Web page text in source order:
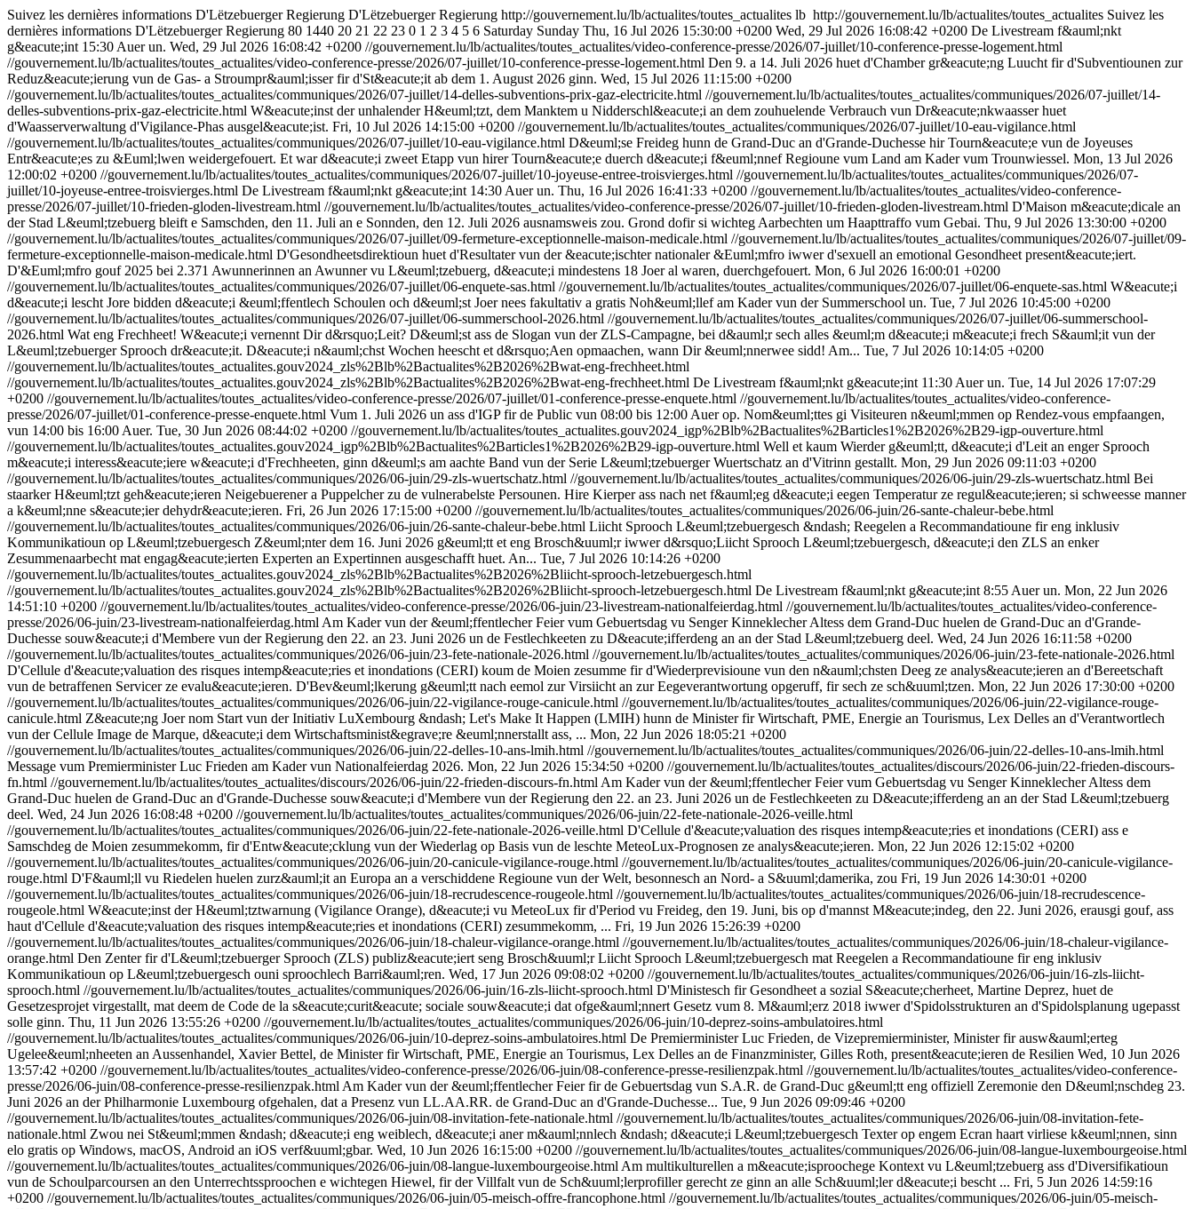
Suivez les dernières informations D'Lëtzebuerger Regierung D'Lëtzebuerger Regierung http://gouvernement.lu/lb/actualites/toutes_actualites lb http://gouvernement.lu/lb/actualites/toutes_actualites Suivez les
dernières informations D'Lëtzebuerger Regierung 80 1440 20 21 22 23 0 1 2 3 4 5 6 Saturday Sunday Thu, 16 Jul 2026 15:30:00 +0200 Wed, 29 Jul 2026 16:08:42 +0200 De Livestream f&auml;nkt
g&eacute;int 15:30 Auer un. Wed, 29 Jul 2026 16:08:42 +0200 //gouvernement.lu/lb/actualites/toutes_actualites/video-conference-presse/2026/07-juillet/10-conference-presse-logement.html
//gouvernement.lu/lb/actualites/toutes_actualites/video-conference-presse/2026/07-juillet/10-conference-presse-logement.html Den 9. a 14. Juli 2026 huet d'Chamber gr&eacute;ng Luucht fir d'Subventiounen zur
Reduz&eacute;ierung vun de Gas- a Stroumpr&auml;isser fir d'St&eacute;it ab dem 1. August 2026 ginn. Wed, 15 Jul 2026 11:15:00 +0200
//gouvernement.lu/lb/actualites/toutes_actualites/communiques/2026/07-juillet/14-delles-subventions-prix-gaz-electricite.html //gouvernement.lu/lb/actualites/toutes_actualites/communiques/2026/07-juillet/14-
delles-subventions-prix-gaz-electricite.html W&eacute;inst der unhalender H&euml;tzt, dem Manktem u Nidderschl&eacute;i an dem zouhuelende Verbrauch vun Dr&eacute;nkwaasser huet
d'Waasserverwaltung d'Vigilance-Phas ausgel&eacute;ist. Fri, 10 Jul 2026 14:15:00 +0200 //gouvernement.lu/lb/actualites/toutes_actualites/communiques/2026/07-juillet/10-eau-vigilance.html
//gouvernement.lu/lb/actualites/toutes_actualites/communiques/2026/07-juillet/10-eau-vigilance.html D&euml;se Freideg hunn de Grand-Duc an d'Grande-Duchesse hir Tourn&eacute;e vun de Joyeuses
Entr&eacute;es zu &Euml;lwen weidergefouert. Et war d&eacute;i zweet Etapp vun hirer Tourn&eacute;e duerch d&eacute;i f&euml;nnef Regioune vum Land am Kader vum Trounwiessel. Mon, 13 Jul 2026
12:00:02 +0200 //gouvernement.lu/lb/actualites/toutes_actualites/communiques/2026/07-juillet/10-joyeuse-entree-troisvierges.html //gouvernement.lu/lb/actualites/toutes_actualites/communiques/2026/07-
juillet/10-joyeuse-entree-troisvierges.html De Livestream f&auml;nkt g&eacute;int 14:30 Auer un. Thu, 16 Jul 2026 16:41:33 +0200 //gouvernement.lu/lb/actualites/toutes_actualites/video-conference-
presse/2026/07-juillet/10-frieden-gloden-livestream.html //gouvernement.lu/lb/actualites/toutes_actualites/video-conference-presse/2026/07-juillet/10-frieden-gloden-livestream.html D'Maison m&eacute;dicale an
der Stad L&euml;tzebuerg bleift e Samschden, den 11. Juli an e Sonnden, den 12. Juli 2026 ausnamsweis zou. Grond dofir si wichteg Aarbechten um Haapttraffo vum Gebai. Thu, 9 Jul 2026 13:30:00 +0200
//gouvernement.lu/lb/actualites/toutes_actualites/communiques/2026/07-juillet/09-fermeture-exceptionnelle-maison-medicale.html //gouvernement.lu/lb/actualites/toutes_actualites/communiques/2026/07-juillet/09-
fermeture-exceptionnelle-maison-medicale.html D'Gesondheetsdirektioun huet d'Resultater vun der &eacute;ischter nationaler &Euml;mfro iwwer d'sexuell an emotional Gesondheet present&eacute;iert.
D'&Euml;mfro gouf 2025 bei 2.371 Awunnerinnen an Awunner vu L&euml;tzebuerg, d&eacute;i mindestens 18 Joer al waren, duerchgefouert. Mon, 6 Jul 2026 16:00:01 +0200
//gouvernement.lu/lb/actualites/toutes_actualites/communiques/2026/07-juillet/06-enquete-sas.html //gouvernement.lu/lb/actualites/toutes_actualites/communiques/2026/07-juillet/06-enquete-sas.html W&eacute;i
d&eacute;i lescht Jore bidden d&eacute;i &euml;ffentlech Schoulen och d&euml;st Joer nees fakultativ a gratis Noh&euml;llef am Kader vun der Summerschool un. Tue, 7 Jul 2026 10:45:00 +0200
//gouvernement.lu/lb/actualites/toutes_actualites/communiques/2026/07-juillet/06-summerschool-2026.html //gouvernement.lu/lb/actualites/toutes_actualites/communiques/2026/07-juillet/06-summerschool-
2026.html Wat eng Frechheet! W&eacute;i vernennt Dir d&rsquo;Leit? D&euml;st ass de Slogan vun der ZLS-Campagne, bei d&auml;r sech alles &euml;m d&eacute;i m&eacute;i frech S&auml;it vun der
L&euml;tzebuerger Sprooch dr&eacute;it. D&eacute;i n&auml;chst Wochen heescht et d&rsquo;Aen opmaachen, wann Dir &euml;nnerwee sidd! Am... Tue, 7 Jul 2026 10:14:05 +0200
//gouvernement.lu/lb/actualites/toutes_actualites.gouv2024_zls%2Blb%2Bactualites%2B2026%2Bwat-eng-frechheet.html
//gouvernement.lu/lb/actualites/toutes_actualites.gouv2024_zls%2Blb%2Bactualites%2B2026%2Bwat-eng-frechheet.html De Livestream f&auml;nkt g&eacute;int 11:30 Auer un. Tue, 14 Jul 2026 17:07:29
+0200 //gouvernement.lu/lb/actualites/toutes_actualites/video-conference-presse/2026/07-juillet/01-conference-presse-enquete.html //gouvernement.lu/lb/actualites/toutes_actualites/video-conference-
presse/2026/07-juillet/01-conference-presse-enquete.html Vum 1. Juli 2026 un ass d'IGP fir de Public vun 08:00 bis 12:00 Auer op. Nom&euml;ttes gi Visiteuren n&euml;mmen op Rendez-vous empfaangen,
vun 14:00 bis 16:00 Auer. Tue, 30 Jun 2026 08:44:02 +0200 //gouvernement.lu/lb/actualites/toutes_actualites.gouv2024_igp%2Blb%2Bactualites%2Barticles1%2B2026%2B29-igp-ouverture.html
//gouvernement.lu/lb/actualites/toutes_actualites.gouv2024_igp%2Blb%2Bactualites%2Barticles1%2B2026%2B29-igp-ouverture.html Well et kaum Wierder g&euml;tt, d&eacute;i d'Leit an enger Sprooch
m&eacute;i interess&eacute;iere w&eacute;i d'Frechheeten, ginn d&euml;s am aachte Band vun der Serie L&euml;tzebuerger Wuertschatz an d'Vitrinn gestallt. Mon, 29 Jun 2026 09:11:03 +0200
//gouvernement.lu/lb/actualites/toutes_actualites/communiques/2026/06-juin/29-zls-wuertschatz.html //gouvernement.lu/lb/actualites/toutes_actualites/communiques/2026/06-juin/29-zls-wuertschatz.html Bei
staarker H&euml;tzt geh&eacute;ieren Neigebuerener a Puppelcher zu de vulnerabelste Persounen. Hire Kierper ass nach net f&auml;eg d&eacute;i eegen Temperatur ze regul&eacute;ieren; si schweesse manner
a k&euml;nne s&eacute;ier dehydr&eacute;ieren. Fri, 26 Jun 2026 17:15:00 +0200 //gouvernement.lu/lb/actualites/toutes_actualites/communiques/2026/06-juin/26-sante-chaleur-bebe.html
//gouvernement.lu/lb/actualites/toutes_actualites/communiques/2026/06-juin/26-sante-chaleur-bebe.html Liicht Sprooch L&euml;tzebuergesch &ndash; Reegelen a Recommandatioune fir eng inklusiv
Kommunikatioun op L&euml;tzebuergesch Z&euml;nter dem 16. Juni 2026 g&euml;tt et eng Brosch&uuml;r iwwer d&rsquo;Liicht Sprooch L&euml;tzebuergesch, d&eacute;i den ZLS an enker
Zesummenaarbecht mat engag&eacute;ierten Experten an Expertinnen ausgeschafft huet. An... Tue, 7 Jul 2026 10:14:26 +0200
//gouvernement.lu/lb/actualites/toutes_actualites.gouv2024_zls%2Blb%2Bactualites%2B2026%2Bliicht-sprooch-letzebuergesch.html
//gouvernement.lu/lb/actualites/toutes_actualites.gouv2024_zls%2Blb%2Bactualites%2B2026%2Bliicht-sprooch-letzebuergesch.html De Livestream f&auml;nkt g&eacute;int 8:55 Auer un. Mon, 22 Jun 2026
14:51:10 +0200 //gouvernement.lu/lb/actualites/toutes_actualites/video-conference-presse/2026/06-juin/23-livestream-nationalfeierdag.html //gouvernement.lu/lb/actualites/toutes_actualites/video-conference-
presse/2026/06-juin/23-livestream-nationalfeierdag.html Am Kader vun der &euml;ffentlecher Feier vum Gebuertsdag vu Senger Kinneklecher Altess dem Grand-Duc huelen de Grand-Duc an d'Grande-
Duchesse souw&eacute;i d'Membere vun der Regierung den 22. an 23. Juni 2026 un de Festlechkeeten zu D&eacute;ifferdeng an an der Stad L&euml;tzebuerg deel. Wed, 24 Jun 2026 16:11:58 +0200
//gouvernement.lu/lb/actualites/toutes_actualites/communiques/2026/06-juin/23-fete-nationale-2026.html //gouvernement.lu/lb/actualites/toutes_actualites/communiques/2026/06-juin/23-fete-nationale-2026.html
D'Cellule d'&eacute;valuation des risques intemp&eacute;ries et inondations (CERI) koum de Moien zesumme fir d'Wiederprevisioune vun den n&auml;chsten Deeg ze analys&eacute;ieren an d'Bereetschaft
vun de betraffenen Servicer ze evalu&eacute;ieren. D'Bev&euml;lkerung g&euml;tt nach eemol zur Virsiicht an zur Eegeverantwortung opgeruff, fir sech ze sch&uuml;tzen. Mon, 22 Jun 2026 17:30:00 +0200
//gouvernement.lu/lb/actualites/toutes_actualites/communiques/2026/06-juin/22-vigilance-rouge-canicule.html //gouvernement.lu/lb/actualites/toutes_actualites/communiques/2026/06-juin/22-vigilance-rouge-
canicule.html Z&eacute;ng Joer nom Start vun der Initiativ LuXembourg &ndash; Let's Make It Happen (LMIH) hunn de Minister fir Wirtschaft, PME, Energie an Tourismus, Lex Delles an d'Verantwortlech
vun der Cellule Image de Marque, d&eacute;i dem Wirtschaftsminist&egrave;re &euml;nnerstallt ass, ... Mon, 22 Jun 2026 18:05:21 +0200
//gouvernement.lu/lb/actualites/toutes_actualites/communiques/2026/06-juin/22-delles-10-ans-lmih.html //gouvernement.lu/lb/actualites/toutes_actualites/communiques/2026/06-juin/22-delles-10-ans-lmih.html
Message vum Premierminister Luc Frieden am Kader vun Nationalfeierdag 2026. Mon, 22 Jun 2026 15:34:50 +0200 //gouvernement.lu/lb/actualites/toutes_actualites/discours/2026/06-juin/22-frieden-discours-
fn.html //gouvernement.lu/lb/actualites/toutes_actualites/discours/2026/06-juin/22-frieden-discours-fn.html Am Kader vun der &euml;ffentlecher Feier vum Gebuertsdag vu Senger Kinneklecher Altess dem
Grand-Duc huelen de Grand-Duc an d'Grande-Duchesse souw&eacute;i d'Membere vun der Regierung den 22. an 23. Juni 2026 un de Festlechkeeten zu D&eacute;ifferdeng an an der Stad L&euml;tzebuerg
deel. Wed, 24 Jun 2026 16:08:48 +0200 //gouvernement.lu/lb/actualites/toutes_actualites/communiques/2026/06-juin/22-fete-nationale-2026-veille.html
//gouvernement.lu/lb/actualites/toutes_actualites/communiques/2026/06-juin/22-fete-nationale-2026-veille.html D'Cellule d'&eacute;valuation des risques intemp&eacute;ries et inondations (CERI) ass e
Samschdeg de Moien zesummekomm, fir d'Entw&eacute;cklung vun der Wiederlag op Basis vun de leschte MeteoLux-Prognosen ze analys&eacute;ieren. Mon, 22 Jun 2026 12:15:02 +0200
//gouvernement.lu/lb/actualites/toutes_actualites/communiques/2026/06-juin/20-canicule-vigilance-rouge.html //gouvernement.lu/lb/actualites/toutes_actualites/communiques/2026/06-juin/20-canicule-vigilance-
rouge.html D'F&auml;ll vu Riedelen huelen zurz&auml;it an Europa an a verschiddene Regioune vun der Welt, besonnesch an Nord- a S&uuml;damerika, zou Fri, 19 Jun 2026 14:30:01 +0200
//gouvernement.lu/lb/actualites/toutes_actualites/communiques/2026/06-juin/18-recrudescence-rougeole.html //gouvernement.lu/lb/actualites/toutes_actualites/communiques/2026/06-juin/18-recrudescence-
rougeole.html W&eacute;inst der H&euml;tztwarnung (Vigilance Orange), d&eacute;i vu MeteoLux fir d'Period vu Freideg, den 19. Juni, bis op d'mannst M&eacute;indeg, den 22. Juni 2026, erausgi gouf, ass
haut d'Cellule d'&eacute;valuation des risques intemp&eacute;ries et inondations (CERI) zesummekomm, ... Fri, 19 Jun 2026 15:26:39 +0200
//gouvernement.lu/lb/actualites/toutes_actualites/communiques/2026/06-juin/18-chaleur-vigilance-orange.html //gouvernement.lu/lb/actualites/toutes_actualites/communiques/2026/06-juin/18-chaleur-vigilance-
orange.html Den Zenter fir d'L&euml;tzebuerger Sprooch (ZLS) publiz&eacute;iert seng Brosch&uuml;r Liicht Sprooch L&euml;tzebuergesch mat Reegelen a Recommandatioune fir eng inklusiv
Kommunikatioun op L&euml;tzebuergesch ouni sproochlech Barri&auml;ren. Wed, 17 Jun 2026 09:08:02 +0200 //gouvernement.lu/lb/actualites/toutes_actualites/communiques/2026/06-juin/16-zls-liicht-
sprooch.html //gouvernement.lu/lb/actualites/toutes_actualites/communiques/2026/06-juin/16-zls-liicht-sprooch.html D'Ministesch fir Gesondheet a sozial S&eacute;cherheet, Martine Deprez, huet de
Gesetzesprojet virgestallt, mat deem de Code de la s&eacute;curit&eacute; sociale souw&eacute;i dat ofge&auml;nnert Gesetz vum 8. M&auml;erz 2018 iwwer d'Spidolsstrukturen an d'Spidolsplanung ugepasst
solle ginn. Thu, 11 Jun 2026 13:55:26 +0200 //gouvernement.lu/lb/actualites/toutes_actualites/communiques/2026/06-juin/10-deprez-soins-ambulatoires.html
//gouvernement.lu/lb/actualites/toutes_actualites/communiques/2026/06-juin/10-deprez-soins-ambulatoires.html De Premierminister Luc Frieden, de Vizepremierminister, Minister fir ausw&auml;erteg
Ugelee&euml;nheeten an Aussenhandel, Xavier Bettel, de Minister fir Wirtschaft, PME, Energie an Tourismus, Lex Delles an de Finanzminister, Gilles Roth, present&eacute;ieren de Resilien Wed, 10 Jun 2026
13:57:42 +0200 //gouvernement.lu/lb/actualites/toutes_actualites/video-conference-presse/2026/06-juin/08-conference-presse-resilienzpak.html //gouvernement.lu/lb/actualites/toutes_actualites/video-conference-
presse/2026/06-juin/08-conference-presse-resilienzpak.html Am Kader vun der &euml;ffentlecher Feier fir de Gebuertsdag vun S.A.R. de Grand-Duc g&euml;tt eng offiziell Zeremonie den D&euml;nschdeg 23.
Juni 2026 an der Philharmonie Luxembourg ofgehalen, dat a Presenz vun LL.AA.RR. de Grand-Duc an d'Grande-Duchesse... Tue, 9 Jun 2026 09:09:46 +0200
//gouvernement.lu/lb/actualites/toutes_actualites/communiques/2026/06-juin/08-invitation-fete-nationale.html //gouvernement.lu/lb/actualites/toutes_actualites/communiques/2026/06-juin/08-invitation-fete-
nationale.html Zwou nei St&euml;mmen &ndash; d&eacute;i eng weiblech, d&eacute;i aner m&auml;nnlech &ndash; d&eacute;i L&euml;tzebuergesch Texter op engem Ecran haart virliese k&euml;nnen, sinn
elo gratis op Windows, macOS, Android an iOS verf&uuml;gbar. Wed, 10 Jun 2026 16:15:00 +0200 //gouvernement.lu/lb/actualites/toutes_actualites/communiques/2026/06-juin/08-langue-luxembourgeoise.html
//gouvernement.lu/lb/actualites/toutes_actualites/communiques/2026/06-juin/08-langue-luxembourgeoise.html Am multikulturellen a m&eacute;isproochege Kontext vu L&euml;tzebuerg ass d'Diversifikatioun
vun de Schoulparcoursen an den Unterrechtssproochen e wichtegen Hiewel, fir der Villfalt vun de Sch&uuml;lerprofiller gerecht ze ginn an alle Sch&uuml;ler d&eacute;i bescht ... Fri, 5 Jun 2026 14:59:16
+0200 //gouvernement.lu/lb/actualites/toutes_actualites/communiques/2026/06-juin/05-meisch-offre-francophone.html //gouvernement.lu/lb/actualites/toutes_actualites/communiques/2026/06-juin/05-meisch-